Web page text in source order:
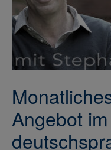
Angebot im